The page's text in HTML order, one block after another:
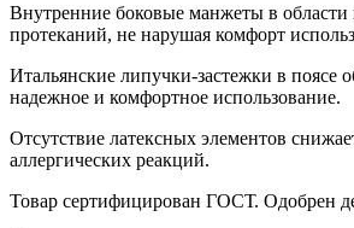
Внутренние боковые манжеты в
протеканий, не нарушая комфорт
Итальянские липучки-застежки в поясе
надежное и комфортное использование.
Отсутствие латексных элементов
аллергических реакций.
Товар сертифицирован ГОСТ. Одобрен